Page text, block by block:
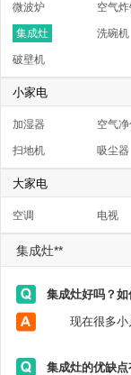
微波炉 空气
集成灶 洗碗机
破壁机
小家电
加湿器 空气
扫地机 吸尘器
大家电
空调 电视
集成灶**
集成灶好吗？如
集成灶的优缺点